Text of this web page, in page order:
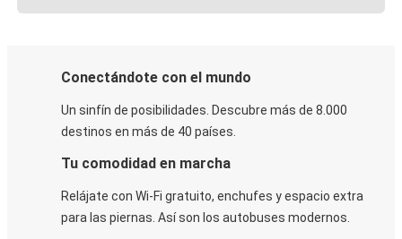
Conectándote con el mundo
Un sinfín de posibilidades. Descubre más de 8.000
destinos en más de 40 países.
Tu comodidad en marcha
Relájate con Wi-Fi gratuito, enchufes y espacio extra
para las piernas. Así son los autobuses modernos.